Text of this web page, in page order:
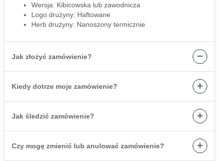
Wersja: Kibicowska lub zawodnicza
Logo drużyny: Haftowane
Herb drużyny: Nanoszony termicznie
Jak złożyć zamówienie? −
Kiedy dotrze moje zamówienie? +
Jak śledzić zamówienie? +
Czy mogę zmienić lub anulować zamówienie? +